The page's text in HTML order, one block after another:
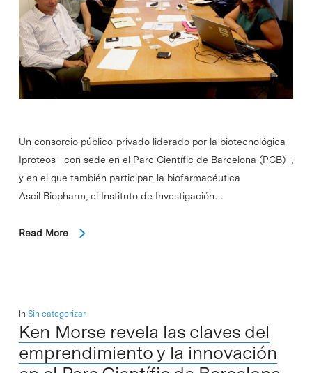
Un consorcio público-privado liderado por la biotecnológica
Iproteos –con sede en el Parc Científic de Barcelona (PCB)–,
y en el que también participan la biofarmacéutica
Ascil Biopharm, el Instituto de Investigación…
Read More
In Sin categorizar
Ken Morse revela las claves del
emprendimiento y la innovación